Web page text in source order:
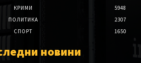
КРИМИ
5948
ПОЛИТИКА
2307
СПОРТ
1650
новини